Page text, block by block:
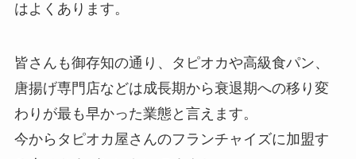
はよくあります。
皆さんも御存知の通り、タピオカや高級食パン、
唐揚げ専門店などは成長期から衰退期への移り変
わりが最も早かった業態と言えます。
今からタピオカ屋さんのフランチャイズに加盟す